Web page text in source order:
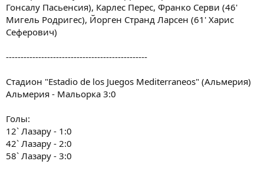
Гонсалу Пасьенсия), Карлес Перес, Франко Серви (46'
Мигель Родригес), Йорген Странд Ларсен (61' Харис
Сеферович)
------------------------------------------------
Стадион "Estadio de los Juegos Mediterraneos" (Альмерия)
Альмерия - Мальорка 3:0
Голы:
12` Лазару - 1:0
42` Лазару - 2:0
58` Лазару - 3:0